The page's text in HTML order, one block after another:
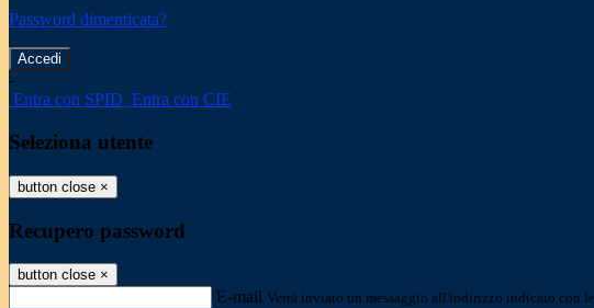
Password dimenticata?
-
Entra con SPID Entra con CIE
Seleziona utente
button close ×
Recupero password
button close ×
E-mail Verrà inviato un messaggio all'indirizzo indicato con